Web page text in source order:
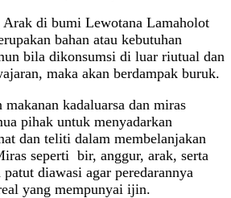
Arak di bumi Lewotana Lamaholot
bahan atau kebutuhan
bila dikonsumsi di luar riutual dan
maka akan berdampak buruk.
kadaluarsa dan miras
pihak untuk menyadarkan
dan teliti dalam membelanjakan
seperti bir, anggur, arak, serta
diawasi agar peredarannya
yang mempunyai ijin.